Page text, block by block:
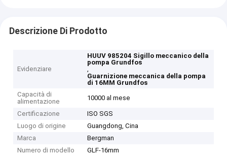
Descrizione Di Prodotto
Evidenziare
HUUV 985204 Sigillo meccanico della
pompa Grundfos
,
Guarnizione meccanica della pompa
di 16MM Grundfos
Capacità di
alimentazione
10000 al mese
Certificazione
ISO SGS
Luogo di origine
Guangdong, Cina
Marca
Bergman
Numero di modello
GLF-16mm